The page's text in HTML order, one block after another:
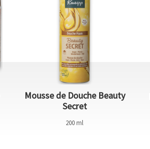
Mousse de Douche Beauty
Secret
200 ml